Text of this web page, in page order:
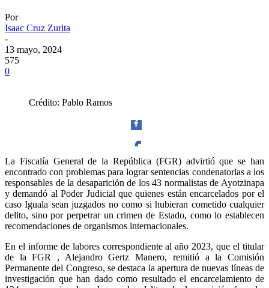
Por
Isaac Cruz Zurita
-
13 mayo, 2024
575
0
Crédito: Pablo Ramos
Facebook
La Fiscalía General de la República (FGR) advirtió que se han
encontrado con problemas para lograr sentencias condenatorias a los
responsables de la desaparición de los 43 normalistas de Ayotzinapa
y demandó al Poder Judicial que quienes están encarcelados por el
caso Iguala sean juzgados no como si hubieran cometido cualquier
delito, sino por perpetrar un crimen de Estado, como lo establecen
recomendaciones de organismos internacionales.
En el informe de labores correspondiente al año 2023, que el titular
de la FGR , Alejandro Gertz Manero, remitió a la Comisión
Permanente del Congreso, se destaca la apertura de nuevas líneas de
investigación que han dado como resultado el encarcelamiento de